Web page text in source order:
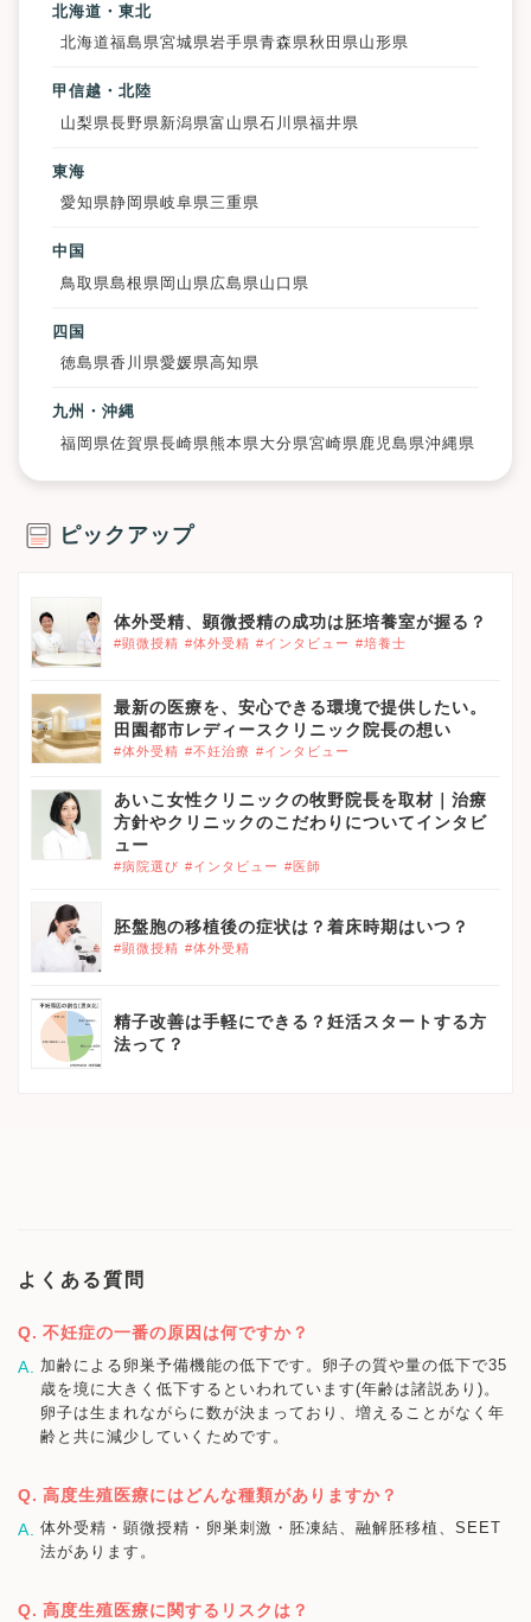
北海道・東北
北海道福島県宮城県岩手県青森県秋田県山形県
甲信越・北陸
山梨県長野県 新潟県富山県石川県福井県
東海
愛知県静岡県岐阜県三重県
中国
鳥取県島根県 岡山県 広島県 山口県
四国
徳島県香川県愛媛県高知県
九州・沖縄
福岡県佐賀県長崎県 熊本県 大分県宮崎県 鹿児島県沖縄県
ピックアップ
体外受精、顕微授精の成功は胚培養室が握る？
#顕微授精 #体外受精 #インタビュー #培養士
最新の医療を、安心できる環境で提供したい。
田園都市レディースクリニック院長の想い
#体外受精 #不妊治療 #インタビュー
あいこ女性クリニックの牧野院長を取材｜治療
方針やクリニックのこだわりについてインタビ
ュー
#病院選び #インタビュー #医師
胚盤胞の移植後の症状は？着床時期はいつ？
#顕微授精 #体外受精
精子改善は手軽にできる？妊活スタートする方
法って？
よくある質問
不妊症の一番の原因は何ですか？
加齢による卵巣予備機能の低下です。卵子の質や量の低下で35
歳を境に大きく低下するといわれています(年齢は諸説あり)。
卵子は生まれながらに数が決まっており、増えることがなく年
齢と共に減少していくためです。
高度生殖医療にはどんな種類がありますか？
体外受精・顕微授精・卵巣刺激・胚凍結、融解胚移植、SEET
法があります。
高度生殖医療に関するリスクは？